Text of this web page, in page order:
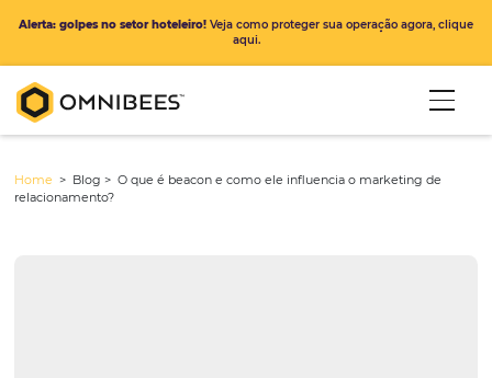
Alerta: golpes no setor hoteleiro!Veja como proteger sua operação